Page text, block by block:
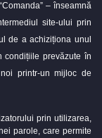
– înseamnă
site-ului prin
de a achiziționa unul
prevăzute în
printr-un mijloc de
prin utilizarea,
parole, care permite